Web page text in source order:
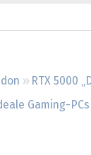
RTX 5000
Gaming-PCs